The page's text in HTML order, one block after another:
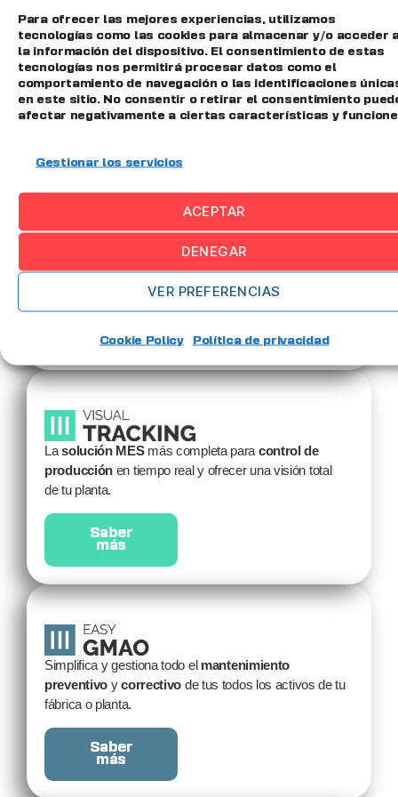
Para ofrecer las mejores experiencias, utilizamos
tecnologías como las cookies para almacenar y/o acceder
la información del dispositivo. El consentimiento de estas
tecnologías nos permitirá procesar datos como el
comportamiento de navegación o las identificaciones
en este sitio. No consentir o retirar el consentimiento
afectar negativamente a ciertas características y
Gestionar los servicios
ACEPTAR
DENEGAR
VER PREFERENCIAS
Cookie Policy Política de privacidad
Planificaen base a un modelo de restricciones,
identificando la mejor asignación y generando la
planificación óptima.
Lasolución MESmás completa para control de
producción en tiempo real y ofrecer una visión total
de tu planta.
Saber
más
Simplifica y gestiona todo el mantenimiento
preventivo ycorrectivo de tus todos los activos de tu
fábrica o planta.
Saber
más